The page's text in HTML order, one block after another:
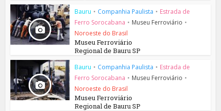
Bauru • Companhia Paulista • Estrada de
Ferro Sorocabana • Museu Ferroviário •
Noroeste do Brasil
Museu Ferroviário
Regional de Bauru SP
Bauru • Companhia Paulista • Estrada de
Ferro Sorocabana • Museu Ferroviário •
Noroeste do Brasil
Museu Ferroviário
Regional de Bauru SP